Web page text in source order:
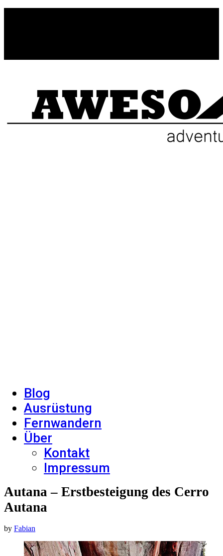
Blog
Ausrüstung
Fernwandern
Über
Kontakt
Impressum
Autana – Erstbesteigung des Cerro
Autana
by Fabian